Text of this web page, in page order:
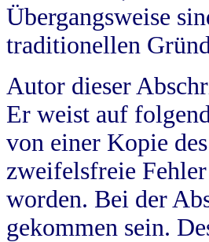
Übergangsweise
traditionellen
Autor dieser
Er weist auf
von einer Kopie
zweifelsfreie
worden. Bei der
gekommen sein.